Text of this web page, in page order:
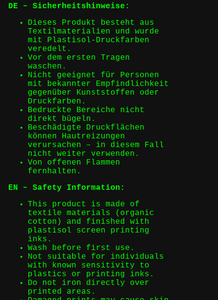
DE – Sicherheitshinweise:
Dieses Produkt besteht aus
Textilmaterialien und wurde
mit Plastisol-Druckfarben
veredelt.
Vor dem ersten Tragen
waschen.
Nicht geeignet für Personen
mit bekannter Empfindlichkeit
gegenüber Kunststoffen oder
Druckfarben.
Bedruckte Bereiche nicht
direkt bügeln.
Beschädigte Druckflächen
können Hautreizungen
verursachen – in diesem Fall
nicht weiter verwenden.
Von offenen Flammen
fernhalten.
EN – Safety Information:
This product is made of
textile materials (organic
cotton) and finished with
plastisol screen printing
inks.
Wash before first use.
Not suitable for individuals
with known sensitivity to
plastics or printing inks.
Do not iron directly over
printed areas.